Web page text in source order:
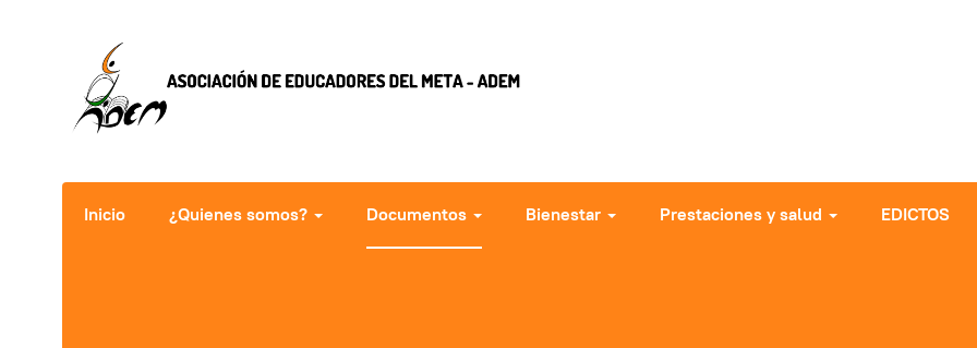
Inicio ¿Quienes somos? Documentos Bienestar Prestaciones y salud EDICTOS